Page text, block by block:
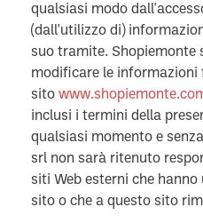
qualsiasi modo
(dall'utilizzo di)
suo tramite. Shopiemonte
modificare le informazioni
sito
inclusi i termini della
qualsiasi momento e
srl non sarà ritenuto
siti Web esterni che
sito o che a questo sito